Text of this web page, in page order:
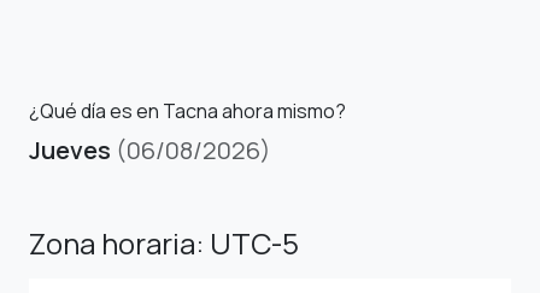
¿Qué día es en Tacna ahora mismo?
Jueves (06/08/2026)
Zona horaria: UTC-5